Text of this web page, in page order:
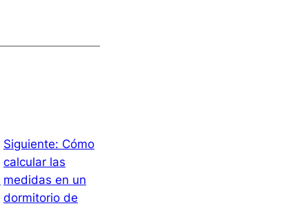
Siguiente: Cómo
calcular las
medidas en un
dormitorio de